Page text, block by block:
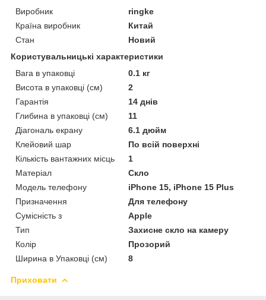
Виробник
ringke
Країна виробник
Китай
Стан
Новий
Користувальницькі характеристики
Вага в упаковці
0.1 кг
Висота в упаковці (см)
2
Гарантія
14 днів
Глибина в упаковці (см)
11
Діагональ екрану
6.1 дюйм
Клейовий шар
По всій поверхні
Кількість вантажних місць
1
Матеріал
Скло
Модель телефону
iPhone 15, iPhone 15 Plus
Призначення
Для телефону
Сумісність з
Apple
Тип
Захисне скло на камеру
Колір
Прозорий
Ширина в Упаковці (см)
8
Приховати